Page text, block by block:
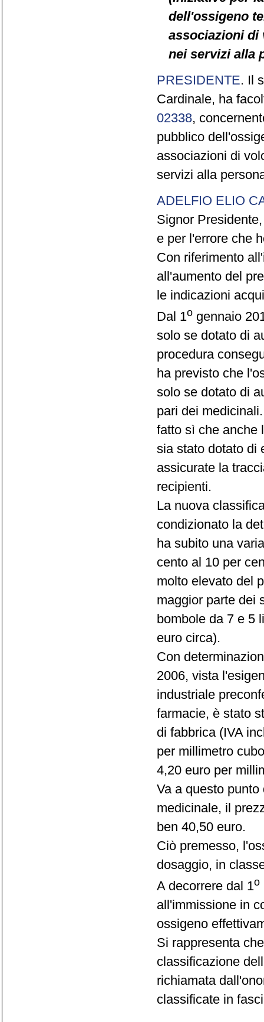
dell'ossigeno
associazioni di
nei servizi alla
PRESIDENTE. Il
Cardinale, ha
02338,
pubblico
associazioni di
servizi alla
ADELFIO ELIO
Signor
e per l'errore che
Con riferimento
all'aumento del
le indicazioni
Dal 1o gennaio
solo se dotato di
procedura
ha previsto che
solo se dotato di
pari dei
fatto sì che anche
sia stato dotato di
assicurate la
recipienti.
La nuova
condizionato la
ha subito una
cento al 10 per
molto elevato del
maggior parte dei
bombole da 7 e 5
euro circa).
Con
2006, vista
industriale
farmacie, è stato
di fabbrica (IVA
per millimetro
4,20 euro per
Va a questo
medicinale, il
ben 40,50 euro.
Ciò premesso,
dosaggio, in
A decorrere dal 1o
all'immissione in
ossigeno
Si rappresenta
classificazione
richiamata
classificate in